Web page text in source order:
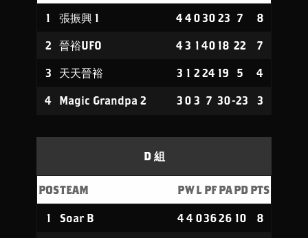
1 張振興 1 44030 23 7 8
2 晉裕UFO 43 1 40 18 22 7
3 天天晉裕 3 1 224 19 5 4
4 Magic Grandpa 2 3 0 3 7 30-23 3
D 組
POSTEAM PWL PF PAPD PTS
1 Soar B 44 03626 10 8